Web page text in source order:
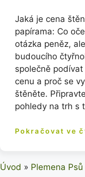
Jaká je cena
papírama: Co
otázka peněz,
budoucího
společně
cenu a proč se
štěněte.
pohledy na trh s
Pokračovat ve
Úvod » Plemena Psů